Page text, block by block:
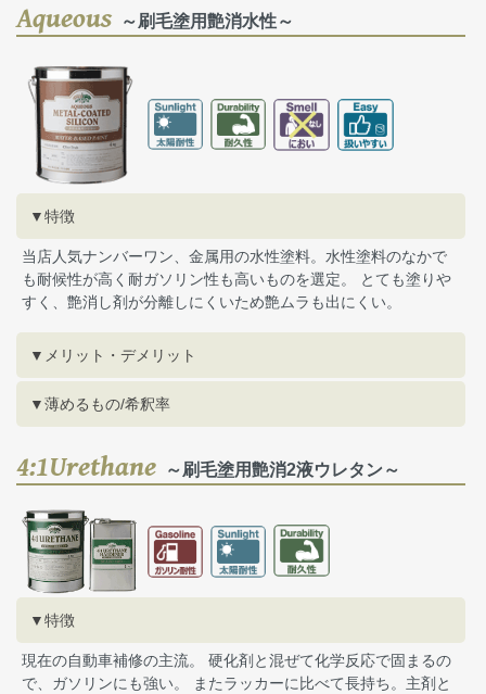
Aqueous ～刷毛塗用艶消水性～
▼特徴
当店人気ナンバーワン、金属用の水性塗料。水性塗料のなかで
も耐候性が高く耐ガソリン性も高いものを選定。 とても塗りや
すく、艶消し剤が分離しにくいため艶ムラも出にくい。
▼メリット・デメリット
▼薄めるもの/希釈率
4:1Urethane ～刷毛塗用艶消2液ウレタン～
▼特徴
現在の自動車補修の主流。 硬化剤と混ぜて化学反応で固まるの
で、ガソリンにも強い。 またラッカーに比べて長持ち。主剤と